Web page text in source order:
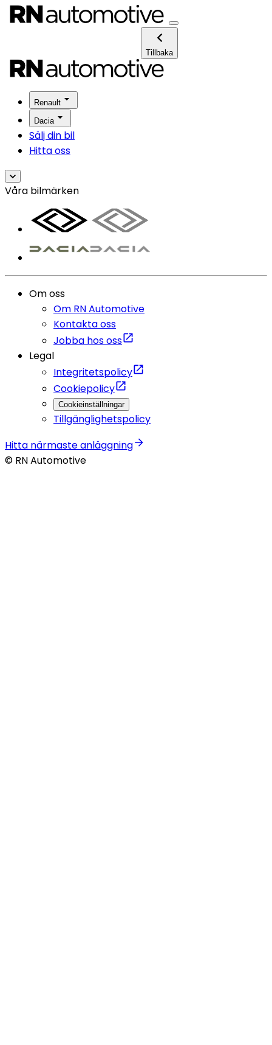
Tillbaka
Renault
Dacia
Sälj din bil
Hitta oss
Våra bilmärken
Om oss
Om RN Automotive
Kontakta oss
Jobba hos oss
Legal
Integritetspolicy
Cookiepolicy
Cookieinställningar
Tillgänglighetspolicy
Hitta närmaste anläggning
© RN Automotive